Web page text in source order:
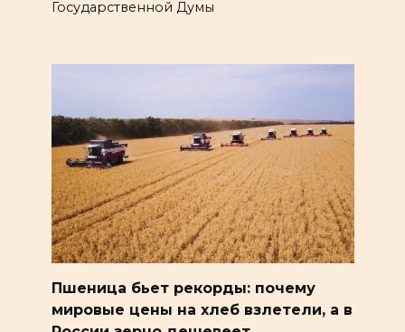
Государственной Думы
Пшеница бьет рекорды: почему
мировые цены на хлеб взлетели, а в